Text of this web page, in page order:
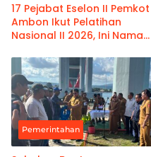
17 Pejabat Eselon II Pemkot
Ambon Ikut Pelatihan
Nasional II 2026, Ini Nama-
Pemerintahan